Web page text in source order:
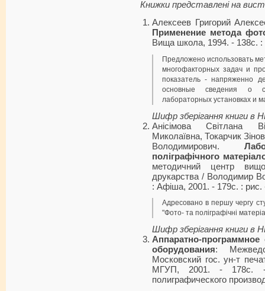
Книжки представлені на
Алексеев Григорий
Применение метода
Вища школа, 1994. - 138с. :
Предложено использовать
многофакторных задач и
показатель - напряженно
основные сведения о
лабораторных установках и
Шифр зберігання книги в
Анісімова Світлана
Миколаївна, Токарчик
Володимирович.
поліграфічного
методичний центр
друкарства / Володимир
: Афіша, 2001. - 179с. :
Адресовано в першу чергу
"Фото- та поліграфічні
Шифр зберігання книги в
Аппаратно-программное
оборудования:
Московский гос. ун-т
МГУП, 2001. - 178с. -
полиграфического